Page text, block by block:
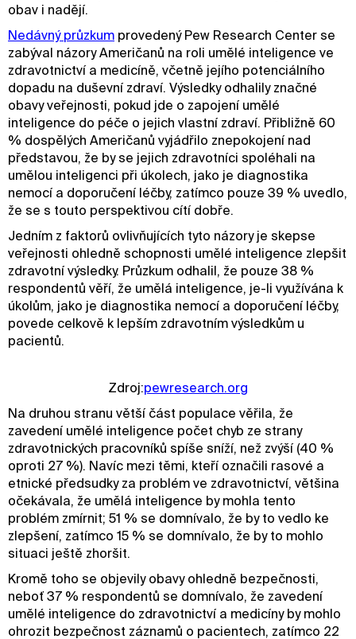
obav i nadějí.
Nedávný průzkum provedený Pew Research Center se
zabýval názory Američanů na roli umělé inteligence ve
zdravotnictví a medicíně, včetně jejího potenciálního
dopadu na duševní zdraví. Výsledky odhalily značné
obavy veřejnosti, pokud jde o zapojení umělé
inteligence do péče o jejich vlastní zdraví. Přibližně 60
% dospělých Američanů vyjádřilo znepokojení nad
představou, že by se jejich zdravotníci spoléhali na
umělou inteligenci při úkolech, jako je diagnostika
nemocí a doporučení léčby, zatímco pouze 39 % uvedlo,
že se s touto perspektivou cítí dobře.
Jedním z faktorů ovlivňujících tyto názory je skepse
veřejnosti ohledně schopnosti umělé inteligence zlepšit
zdravotní výsledky. Průzkum odhalil, že pouze 38 %
respondentů věří, že umělá inteligence, je-li využívána k
úkolům, jako je diagnostika nemocí a doporučení léčby,
povede celkově k lepším zdravotním výsledkům u
pacientů.
Zdroj:pewresearch.org
Na druhou stranu větší část populace věřila, že
zavedení umělé inteligence počet chyb ze strany
zdravotnických pracovníků spíše sníží, než zvýší (40 %
oproti 27 %). Navíc mezi těmi, kteří označili rasové a
etnické předsudky za problém ve zdravotnictví, většina
očekávala, že umělá inteligence by mohla tento
problém zmírnit; 51 % se domnívalo, že by to vedlo ke
zlepšení, zatímco 15 % se domnívalo, že by to mohlo
situaci ještě zhoršit.
Kromě toho se objevily obavy ohledně bezpečnosti,
neboť 37 % respondentů se domnívalo, že zavedení
umělé inteligence do zdravotnictví a medicíny by mohlo
ohrozit bezpečnost záznamů o pacientech, zatímco 22